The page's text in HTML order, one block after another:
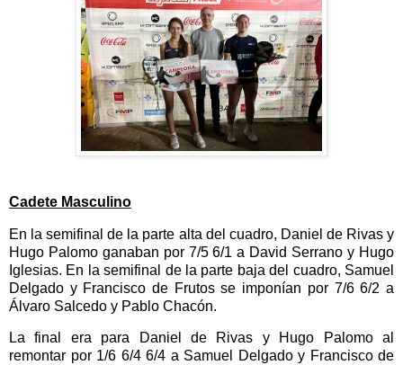
Cadete Masculino
En la semifinal de la parte alta del cuadro, Daniel de Rivas y
Hugo Palomo ganaban por 7/5 6/1 a David Serrano y Hugo
Iglesias. En la semifinal de la parte baja del cuadro, Samuel
Delgado y Francisco de Frutos se imponían por 7/6 6/2 a
Álvaro Salcedo y Pablo Chacón.
La final era para Daniel de Rivas y Hugo Palomo al
remontar por 1/6 6/4 6/4 a Samuel Delgado y Francisco de